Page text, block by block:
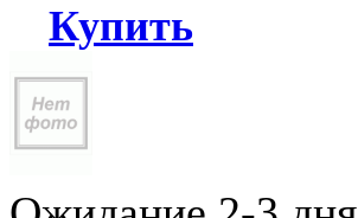
Купить